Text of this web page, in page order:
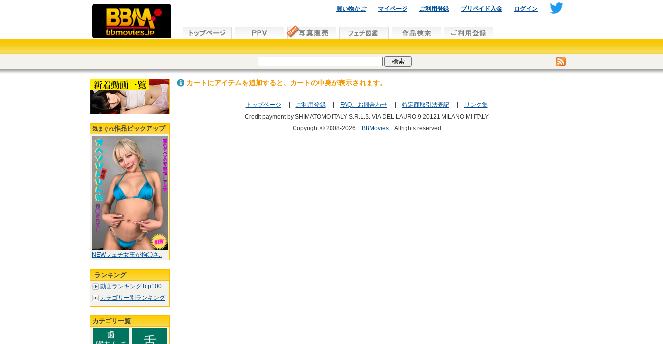
買い物かご マイページ ご利用登録 プリペイド入金 ログイン
気まぐれ作品ピックアップ
NEWフェチ女王が拘◯さ..
ランキング
動画ランキングTop100
カテゴリー別ランキング
カテゴリ一覧
カートにアイテムを追加すると、カートの中身が表示されます。
トップページ ご利用登録| FAQ、お問合わせ| 特定商取引法表記|
リンク集
Credit payment by SHIMATOMO ITALY S.R.L.S. VIA DEL LAURO 9 20121 MILANO MI ITALY
Copyright © 2008-2026
BBMoviesAllrights reserved